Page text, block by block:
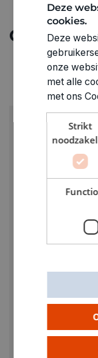
Ontdek
Qwixx Dubbel
Deze
cookies.
Deze
onze
met alle
met ons
Strikt